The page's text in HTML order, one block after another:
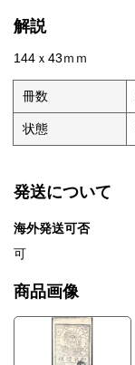
解説
144ｘ43ｍｍ
冊数
状態
発送について
海外発送可否
可
商品画像